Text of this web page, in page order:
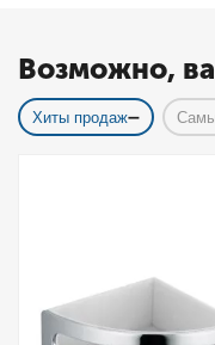
Возможно,
Хиты продаж